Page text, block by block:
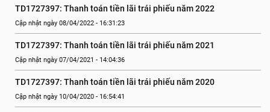
TD1727397: Thanh toán tiền lãi trái phiếu năm 2022
Cập nhật ngày 08/04/2022 - 16:31:23
TD1727397: Thanh toán tiền lãi trái phiếu năm 2021
Cập nhật ngày 07/04/2021 - 14:04:36
TD1727397: Thanh toán tiền lãi trái phiếu năm 2020
Cập nhật ngày 10/04/2020 - 16:54:41